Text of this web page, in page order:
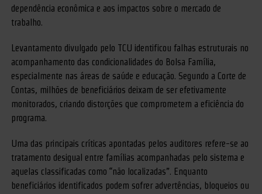
dependência econômica e aos impactos sobre o mercado de
trabalho.
Levantamento divulgado pelo TCU identificou falhas estruturais no
acompanhamento das condicionalidades do Bolsa Família,
especialmente nas áreas de saúde e educação. Segundo a Corte de
Contas, milhões de beneficiários deixam de ser efetivamente
monitorados, criando distorções que comprometem a eficiência do
programa.
Uma das principais críticas apontadas pelos auditores refere-se ao
tratamento desigual entre famílias acompanhadas pelo sistema e
aquelas classificadas como “não localizadas”. Enquanto
beneficiários identificados podem sofrer advertências, bloqueios ou